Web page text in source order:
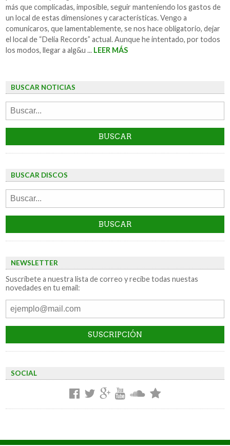
más que complicadas, imposible, seguir manteniendo los gastos de
un local de estas dimensiones y características. Vengo a
comunicaros, que lamentablemente, se nos hace obligatorio, dejar
el local de “Delia Records” actual. Aunque he intentado, por todos
los modos, llegar a alg&u ... LEER MÁS
BUSCAR NOTICIAS
BUSCAR DISCOS
NEWSLETTER
Suscríbete a nuestra lista de correo y recibe todas nuestas
novedades en tu email:
SOCIAL